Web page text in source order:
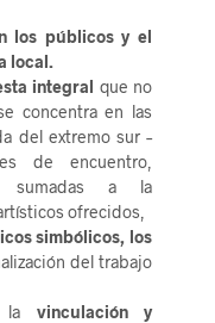
los públicos y el
local.
integral que no
concentra en las
del extremo sur –
de encuentro,
, sumadas a la
ofrecidos,
simbólicos, los
del trabajo
la vinculación y